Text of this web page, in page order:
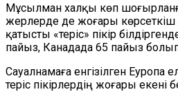
Мұсылман халқы көп
жерлерде де жоғары
қатысты «теріс» пікір
пайыз, Канадада 65 пайыз болып
Сауалнамаға енгізілген Еуропа
теріс пікірлердің жоғары екені